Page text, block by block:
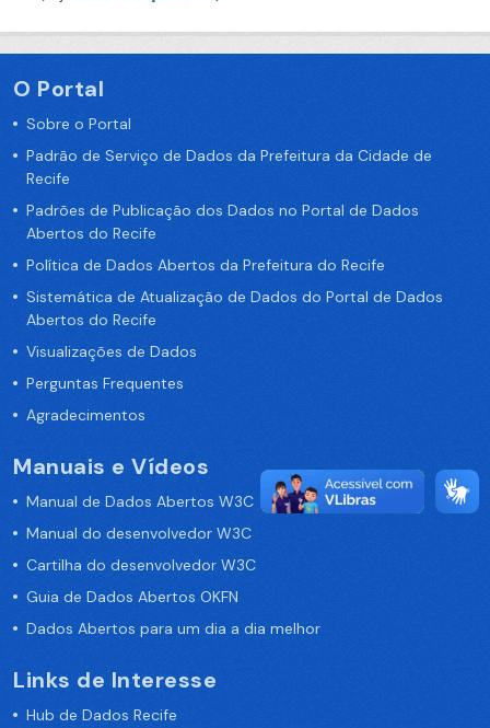
O Portal
Sobre o Portal
Padrão de Serviço de Dados da Prefeitura da Cidade de
Recife
Padrões de Publicação dos Dados no Portal de Dados
Abertos do Recife
Política de Dados Abertos da Prefeitura do Recife
Sistemática de Atualização de Dados do Portal de Dados
Abertos do Recife
Visualizações de Dados
Perguntas Frequentes
Agradecimentos
Manuais e Vídeos
Manual de Dados Abertos W3C
Manual do desenvolvedor W3C
Cartilha do desenvolvedor W3C
Guia de Dados Abertos OKFN
Dados Abertos para um dia a dia melhor
Links de Interesse
Hub de Dados Recife